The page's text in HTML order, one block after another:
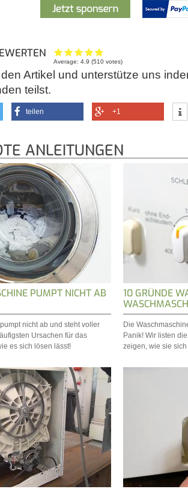
Average:4.9 (510 votes)
Artikel und unterstütze uns
teilst.
teilen +1
ANLEITUNGEN
PUMPT NICHT AB
nicht ab und steht voller
Ursachen für das
es sich lösen lässt!
10 GRÜNDE
Die
Panik! Wir listen
zeigen, wie sie